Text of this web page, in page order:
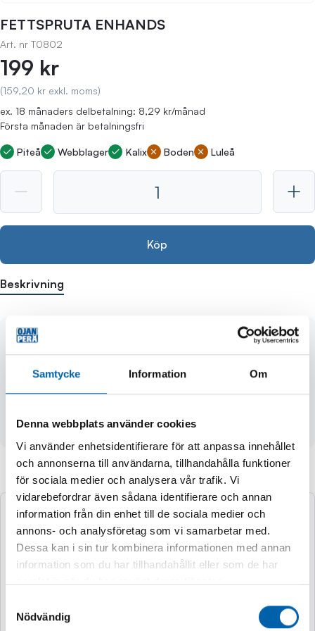
Samtycke Information Om
Denna webbplats använder cookies
Vi använder enhetsidentifierare för att anpassa innehållet
och annonserna till användarna, tillhandahålla funktioner
för sociala medier och analysera vår trafik. Vi
vidarebefordrar även sådana identifierare och annan
information från din enhet till de sociala medier och
annons- och analysföretag som vi samarbetar med.
Dessa kan i sin tur kombinera informationen med annan
information som du har tillhandahållit eller som de har
samlat in när du har använt deras tjänster.
Nödvändig
FETTSPRUTA ENHANDS
Art. nr T0802
199 kr
(159,20 kr exkl. moms)
ex. 18 månaders delbetalning: 8,29 kr/månad
Första månaden är betalningsfri
Piteå Webblager Kalix Boden Luleå
Köp
Beskrivning
- för 400 g fettpatroner eller fett i lösvikt
- arbetstryck max. 345 bar
- gänga 1/8"
- pressgjutet aluminium huvud
- avluftningsventil
Andra köpte även